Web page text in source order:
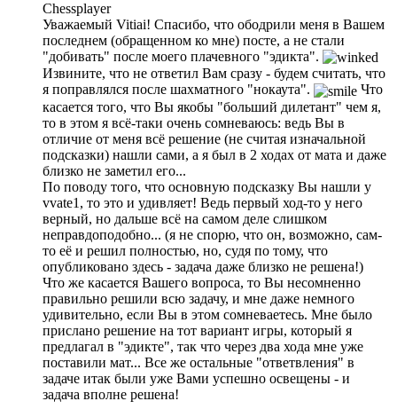
Chessplayer
Уважаемый Vitiai! Спасибо, что ободрили меня в Вашем
последнем (обращенном ко мне) посте, а не стали
"добивать" после моего плачевного "эдикта".
Извините, что не ответил Вам сразу - будем считать, что
я поправлялся после шахматного "нокаута".
Что
касается того, что Вы якобы "больший дилетант" чем я,
то в этом я всё-таки очень сомневаюсь: ведь Вы в
отличие от меня всё решение (не считая изначальной
подсказки) нашли сами, а я был в 2 ходах от мата и даже
близко не заметил его...
По поводу того, что основную подсказку Вы нашли у
vvate1, то это и удивляет! Ведь первый ход-то у него
верный, но дальше всё на самом деле слишком
неправдоподобно... (я не спорю, что он, возможно, сам-
то её и решил полностью, но, судя по тому, что
опубликовано здесь - задача даже близко не решена!)
Что же касается Вашего вопроса, то Вы несомненно
правильно решили всю задачу, и мне даже немного
удивительно, если Вы в этом сомневаетесь. Мне было
прислано решение на тот вариант игры, который я
предлагал в "эдикте", так что через два хода мне уже
поставили мат... Все же остальные "ответвления" в
задаче итак были уже Вами успешно освещены - и
задача вполне решена!